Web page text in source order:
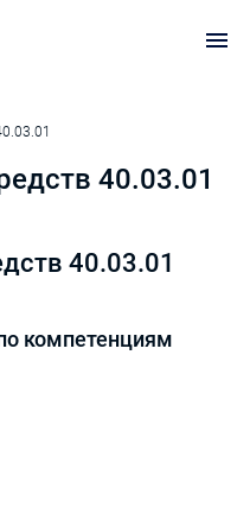
40.03.01
40.03.01
компетенциям